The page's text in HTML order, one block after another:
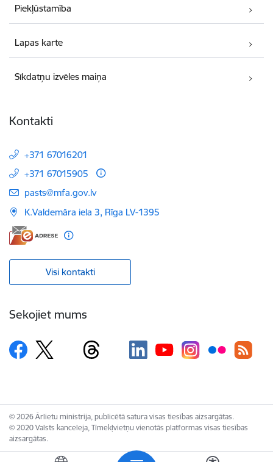
Piekļūstamība
Lapas karte
Sīkdatņu izvēles maiņa
Kontakti
+371 67016201
+371 67015905
E-pasts:
pasts@mfa.gov.lv
K.Valdemāra iela 3, Rīga LV-1395
Visi kontakti
Sekojiet mums
© 2026 Ārlietu ministrija, publicētā satura visas tiesības aizsargātas.
© 2020 Valsts kanceleja, Tīmekļvietņu vienotās platformas visas tiesības
aizsargātas.